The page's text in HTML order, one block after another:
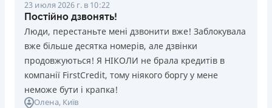
23 июля 2026 г. в 10:22
Постійно дзвонять!
Люди, перестаньте мені дзвонити вже! Заблокувала
вже більше десятка номерів, але дзвінки
продовжуються! Я НІКОЛИ не брала кредитів в
компанії FirstCredit, тому ніякого боргу у мене
неможе бути і крапка!
Олена, Київ